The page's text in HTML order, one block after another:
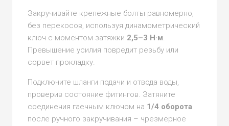
Закручивайте крепежные болты равномерно,
без перекосов, используя динамометрический
ключ с моментом затяжки 2,5–3 Н·м.
Превышение усилия повредит резьбу или
сорвет прокладку.
Подключите шланги подачи и отвода воды,
проверив состояние фитингов. Затяните
соединения гаечным ключом на 1/4 оборота
после ручного закручивания – чрезмерное